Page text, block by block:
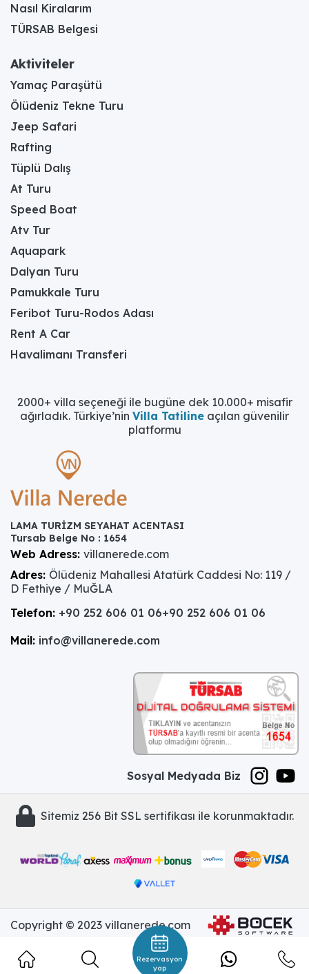
Nasıl Kiralarım
TÜRSAB Belgesi
Aktiviteler
Yamaç Paraşütü
Ölüdeniz Tekne Turu
Jeep Safari
Rafting
Tüplü Dalış
At Turu
Speed Boat
Atv Tur
Aquapark
Dalyan Turu
Pamukkale Turu
Feribot Turu-Rodos Adası
Rent A Car
Havalimanı Transferi
2000+ villa seçeneği ile bugüne dek 10.000+ misafir
ağırladık. Türkiye’nin Villa Tatiline açılan güvenilir
platformu
LAMA TURİZM SEYAHAT ACENTASI
Tursab Belge No : 1654
Web Adress: villanerede.com
Adres: Ölüdeniz Mahallesi Atatürk Caddesi No: 119 /
D Fethiye / MuĞLA
Telefon: +90 252 606 01 06+90 252 606 01 06
Mail: info@villanerede.com
Sosyal Medyada Biz
Sitemiz 256 Bit SSL sertifikası ile korunmaktadır.
Copyright © 2023 villanerede.com
Rezervasyon
yap